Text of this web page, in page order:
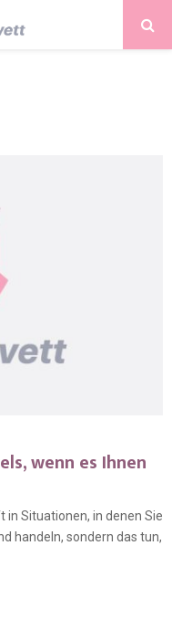
wenn es Ihnen
in Situationen, in denen Sie
handeln, sondern das tun,